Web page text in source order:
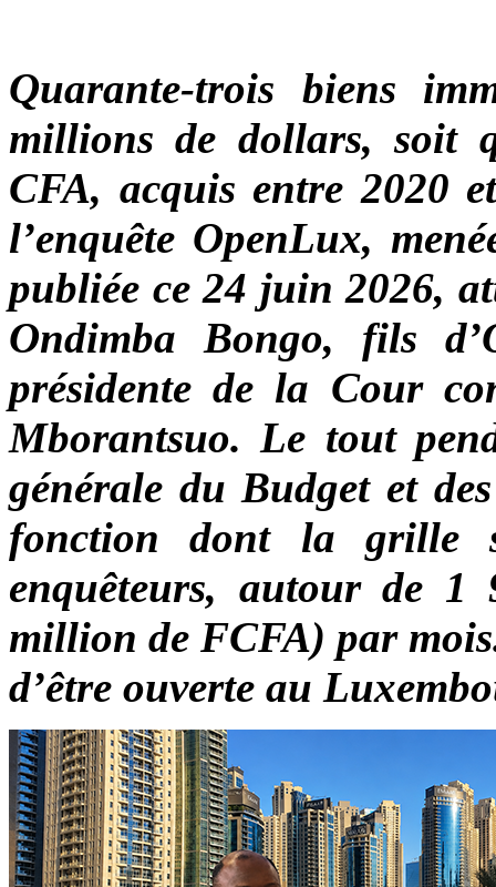
Quarante-trois biens
millions de dollars, soit
CFA, acquis entre 2020
l’enquête OpenLux,
publiée ce 24 juin 2026,
Ondimba Bongo, fils
présidente de la Cour
Mborantsuo. Le tout
générale du Budget et
fonction dont la grille
enquêteurs, autour de
million de FCFA) par
d’être ouverte au